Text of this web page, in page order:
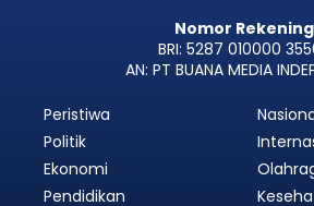
Nomor Rekening
BRI: 5287 010000
AN: PT BUANA MEDIA
Peristiwa
Politik
Ekonomi
Pendidikan